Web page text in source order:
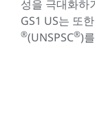
성을 극대화하
GS1 US는 또
®(UNSPSC®)